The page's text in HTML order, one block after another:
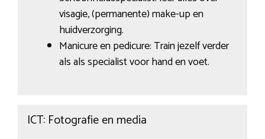
visagie, (permanente) make-up en
huidverzorging.
Manicure en pedicure: Train jezelf verder
als als specialist voor hand en voet.
ICT: Fotografie en media